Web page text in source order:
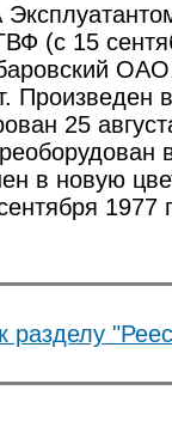
(с 15
Произведен
25
в новую
1977
разделу